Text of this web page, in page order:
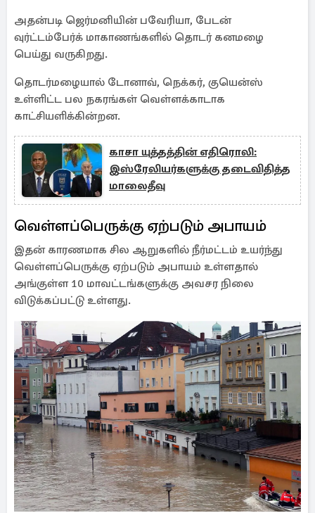
அதன்படி ஜெர்மனியின் பவேரியா, பேடன்
வுர்ட்டம்பேர்க் மாகாணங்களில் தொடர் கனமழை
பெய்து வருகிறது.
தொடர்மழையால் டோனாவ், நெக்கர், குயென்ஸ்
உள்ளிட்ட பல நகரங்கள் வெள்ளக்காடாக
காட்சியளிக்கின்றன.
காசா யுத்தத்தின் எதிரொலி:
இஸ்ரேலியர்களுக்கு தடைவிதித்த
மாலைதீவு
வெள்ளப்பெருக்கு ஏற்படும் அபாயம்
இதன் காரணமாக சில ஆறுகளில் நீர்மட்டம் உயர்ந்து
வெள்ளப்பெருக்கு ஏற்படும் அபாயம் உள்ளதால்
அங்குள்ள 10 மாவட்டங்களுக்கு அவசர நிலை
விடுக்கப்பட்டு உள்ளது.